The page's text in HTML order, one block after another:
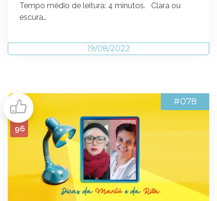
Tempo médio de leitura: 4 minutos. Clara ou
escura…
19/08/2022
96
#078